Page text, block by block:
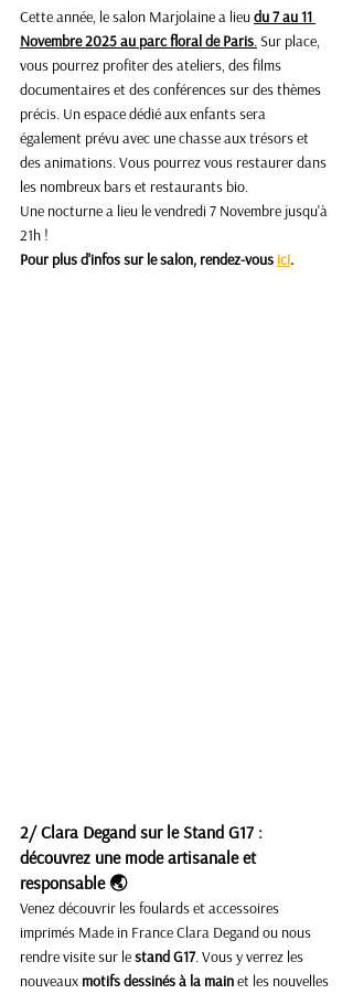
Cette année, le salon Marjolaine a lieudu 7 au 11
Novembre 2025au parc floral de Paris. Sur place,
vous pourrez profiter des ateliers, des films
documentaires et des conférences sur des thèmes
précis. Un espace dédié aux enfants sera
également prévu avec une chasse aux trésors et
des animations. Vous pourrez vous restaurer dans
les nombreux bars et restaurants bio.
Une nocturne a lieu le vendredi 7 Novembre jusqu'à
21h !
Pour plus d'infos sur le salon, rendez-vous ici.
2/ Clara Degand sur le Stand G17 :
découvrez une mode artisanale et
responsable 🌏
Venez découvrir les foulards et accessoires
imprimés Made in France Clara Degand ou nous
rendre visite sur le stand G17. Vous y verrez les
nouveaux motifs dessinés à la main et les nouvelles